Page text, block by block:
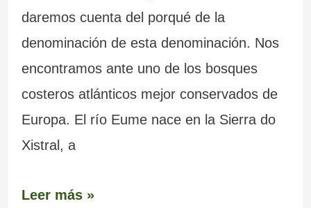
daremos cuenta del porqué de la
denominación de esta denominación. Nos
encontramos ante uno de los bosques
costeros atlánticos mejor conservados de
Europa. El río Eume nace en la Sierra do
Xistral, a
Leer más »